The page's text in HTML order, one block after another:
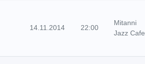
14.11.2014 22:00
Mitanni
Jazz Cafe